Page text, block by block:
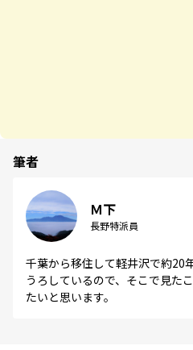
筆者
Ｍ下
長野特派員
千葉から移住して軽井沢で約20
うろしているので、そこで見た
たいと思います。